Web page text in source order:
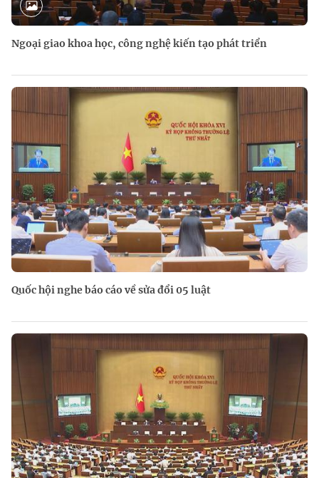
Ngoại giao khoa học, công nghệ kiến tạo phát triển
Quốc hội nghe báo cáo về sửa đổi 05 luật